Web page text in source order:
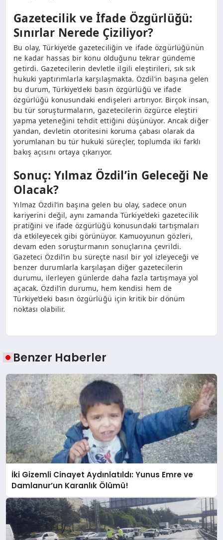
Gazetecilik ve İfade Özgürlüğü:
Sınırlar Nerede Çiziliyor?
Bu olay, Türkiye’de gazeteciliğin ve ifade özgürlüğünün
ne kadar hassas bir konu olduğunu tekrar gündeme
getirdi. Gazetecilerin devletle ilgili eleştirileri, sık sık
hukuki yaptırımlarla karşılaşmakta. Özdil’in başına gelen
bu durum, Türkiye’deki basın özgürlüğü ve ifade
özgürlüğü konusundaki endişeleri artırıyor. Birçok insan,
bu tür soruşturmaların, gazetecilerin özgürce eleştiri
yapma yeteneğini tehdit ettiğini düşünüyor. Ancak diğer
yandan, devletin otoritesini koruma çabası olarak da
yorumlanan bu tür hukuki süreçler, toplumda iki farklı
bakış açısını ortaya çıkarıyor.
Sonuç: Yılmaz Özdil’in Geleceği Ne
Olacak?
Yılmaz Özdil’in başına gelen bu olay, sadece onun
kariyerini değil, aynı zamanda Türkiye’deki gazetecilik
pratiğini ve ifade özgürlüğü konusundaki tartışmaları
da etkileyecek gibi görünüyor. Kamuoyunun gözleri,
devam eden soruşturmanın sonuçlarına çevrildi.
Gazeteci Özdil’in bu süreçte nasıl bir yol izleyeceği ve
benzer durumlarla karşılaşan diğer gazetecilerin
durumu, ilerleyen günlerde daha fazla tartışmaya yol
açacak. Özdil’in durumu, hem kendisi hem de
Türkiye’deki basın özgürlüğü için kritik bir dönüm
noktası olabilir.
Benzer Haberler
İki Gizemli Cinayet Aydınlatıldı: Yunus Emre ve
Damlanur’un Karanlık Ölümü!